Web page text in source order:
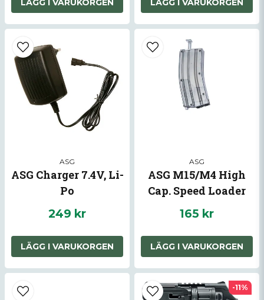
LÄGG I VARUKORGEN LÄGG I VARUKORGEN
ASG
ASG Charger 7.4V, Li-
Po
249 kr
LÄGG I VARUKORGEN
ASG
ASG M15/M4 High
Cap. Speed Loader
165 kr
LÄGG I VARUKORGEN
-11%
Skicka fråga